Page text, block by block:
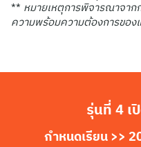
** หมายเหตุการพิจารณาจาก
ความพร้อมความต้องการของ
รุ่นที่ 4 เ
กำหนดเรียน >>